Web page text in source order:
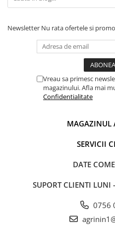
Newsletter Nu rata ofertele si
Vreau sa primesc
magazinului. Afla mai
Confidentialitate
MAGAZINUL
SERVICII
DATE
SUPORT CLIENTI LUNI
0756